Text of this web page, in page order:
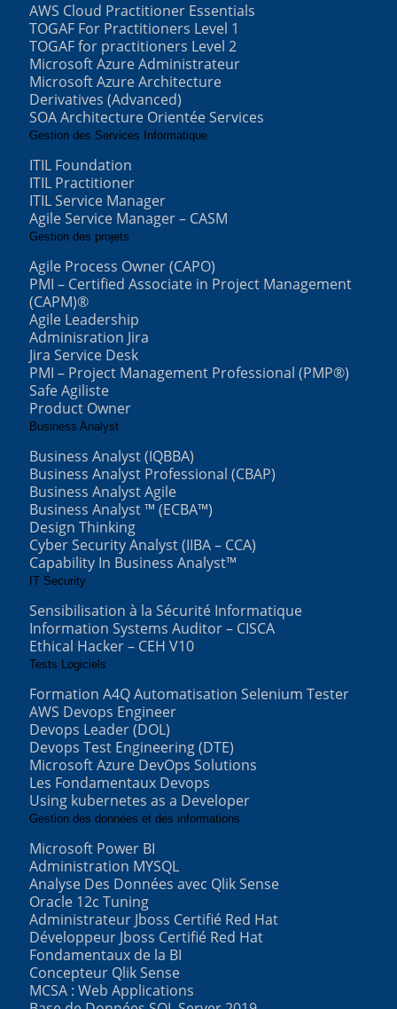
AWS Cloud Practitioner Essentials
TOGAF For Practitioners Level 1
TOGAF for practitioners Level 2
Microsoft Azure Administrateur
Microsoft Azure Architecture
Derivatives (Advanced)
SOA Architecture Orientée Services
Gestion des Services Informatique
ITIL Foundation
ITIL Practitioner
ITIL Service Manager
Agile Service Manager – CASM
Gestion des projets
Agile Process Owner (CAPO)
PMI – Certified Associate in Project Management
(CAPM)®
Agile Leadership
Adminisration Jira
Jira Service Desk
PMI – Project Management Professional (PMP®)
Safe Agiliste
Product Owner
Business Analyst
Business Analyst (IQBBA)
Business Analyst Professional (CBAP)
Business Analyst Agile
Business Analyst ™ (ECBA™)
Design Thinking
Cyber Security Analyst (IIBA – CCA)
Capability In Business Analyst™
IT Security
Sensibilisation à la Sécurité Informatique
Information Systems Auditor – CISCA
Ethical Hacker – CEH V10
Tests Logiciels
Formation A4Q Automatisation Selenium Tester
AWS Devops Engineer
Devops Leader (DOL)
Devops Test Engineering (DTE)
Microsoft Azure DevOps Solutions
Les Fondamentaux Devops
Using kubernetes as a Developer
Gestion des données et des informations
Microsoft Power BI
Administration MYSQL
Analyse Des Données avec Qlik Sense
Oracle 12c Tuning
Administrateur Jboss Certifié Red Hat
Développeur Jboss Certifié Red Hat
Fondamentaux de la BI
Concepteur Qlik Sense
MCSA : Web Applications